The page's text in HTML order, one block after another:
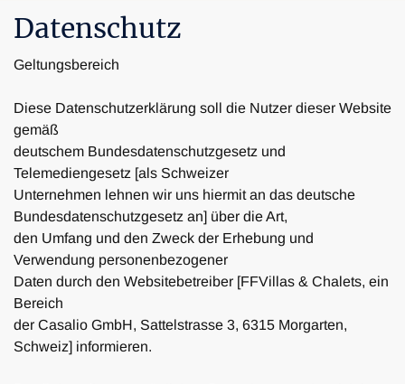
Datenschutz
Geltungsbereich
Diese Datenschutzerklärung soll die Nutzer dieser Website
gemäß
deutschem Bundesdatenschutzgesetz und
Telemediengesetz [als Schweizer
Unternehmen lehnen wir uns hiermit an das deutsche
Bundesdatenschutzgesetz an] über die Art,
den Umfang und den Zweck der Erhebung und
Verwendung personenbezogener
Daten durch den Websitebetreiber [FFVillas & Chalets, ein
Bereich
der Casalio GmbH, Sattelstrasse 3, 6315 Morgarten,
Schweiz] informieren.